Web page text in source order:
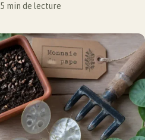
5 min de lecture